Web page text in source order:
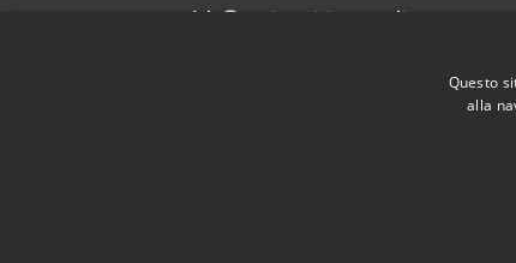
comune.palaia@postacert.toscana.it
Questo
alla